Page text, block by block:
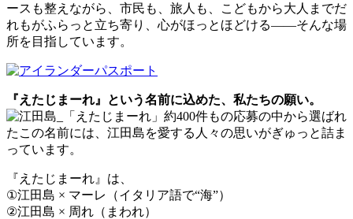
ースも整えながら、市民も、旅人も、こどもから大人までだ
れもがふらっと立ち寄り、心がほっとほどける――そんな場
所を目指しています。
『えたじまーれ』という名前に込めた、私たちの願い。
約400件もの応募の中から選ばれ
たこの名前には、江田島を愛する人々の思いがぎゅっと詰ま
っています。
『えたじまーれ』は、
①江田島 × マーレ（イタリア語で“海”）
②江田島 × 周れ（まわれ）